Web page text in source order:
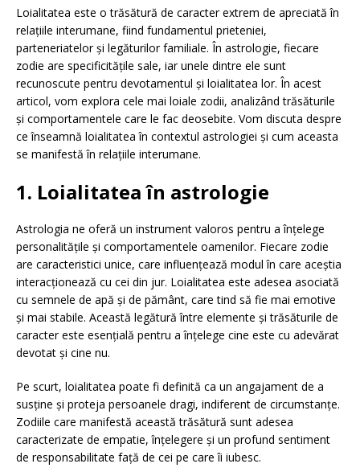
Loialitatea este o trăsătură de caracter extrem de apreciată în
relațiile interumane, fiind fundamentul prieteniei,
parteneriatelor și legăturilor familiale. În astrologie, fiecare
zodie are specificitățile sale, iar unele dintre ele sunt
recunoscute pentru devotamentul și loialitatea lor. În acest
articol, vom explora cele mai loiale zodii, analizând trăsăturile
și comportamentele care le fac deosebite. Vom discuta despre
ce înseamnă loialitatea în contextul astrologiei și cum aceasta
se manifestă în relațiile interumane.
1. Loialitatea în astrologie
Astrologia ne oferă un instrument valoros pentru a înțelege
personalitățile și comportamentele oamenilor. Fiecare zodie
are caracteristici unice, care influențează modul în care aceștia
interacționează cu cei din jur. Loialitatea este adesea asociată
cu semnele de apă și de pământ, care tind să fie mai emotive
și mai stabile. Această legătură între elemente și trăsăturile de
caracter este esențială pentru a înțelege cine este cu adevărat
devotat și cine nu.
Pe scurt, loialitatea poate fi definită ca un angajament de a
susține și proteja persoanele dragi, indiferent de circumstanțe.
Zodiile care manifestă această trăsătură sunt adesea
caracterizate de empatie, înțelegere și un profund sentiment
de responsabilitate față de cei pe care îi iubesc.